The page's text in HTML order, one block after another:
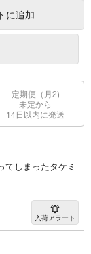
に追加
定期便（月2)
未定から
14日以内に発送
しまったタケミ
入荷アラート